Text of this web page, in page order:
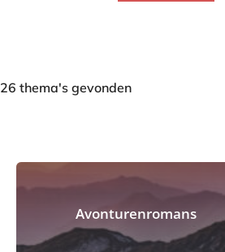
26 thema's gevonden
Avonturenromans